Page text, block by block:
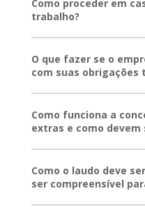
Como proceder em
trabalho?
O que fazer se o
com suas obrigações
Como funciona a
extras e como devem
Como o laudo deve
ser compreensível